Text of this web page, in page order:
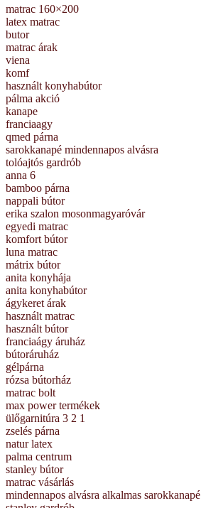
matrac 160×200
latex matrac
butor
matrac árak
viena
komf
használt konyhabútor
pálma akció
kanape
franciaagy
qmed párna
sarokkanapé mindennapos alvásra
tolóajtós gardrób
anna 6
bamboo párna
nappali bútor
erika szalon mosonmagyaróvár
egyedi matrac
komfort bútor
luna matrac
mátrix bútor
anita konyhája
anita konyhabútor
ágykeret árak
használt matrac
használt bútor
franciaágy áruház
bútoráruház
gélpárna
rózsa bútorház
matrac bolt
max power termékek
ülőgarnitúra 3 2 1
zselés párna
natur latex
palma centrum
stanley bútor
matrac vásárlás
mindennapos alvásra alkalmas sarokkanapé